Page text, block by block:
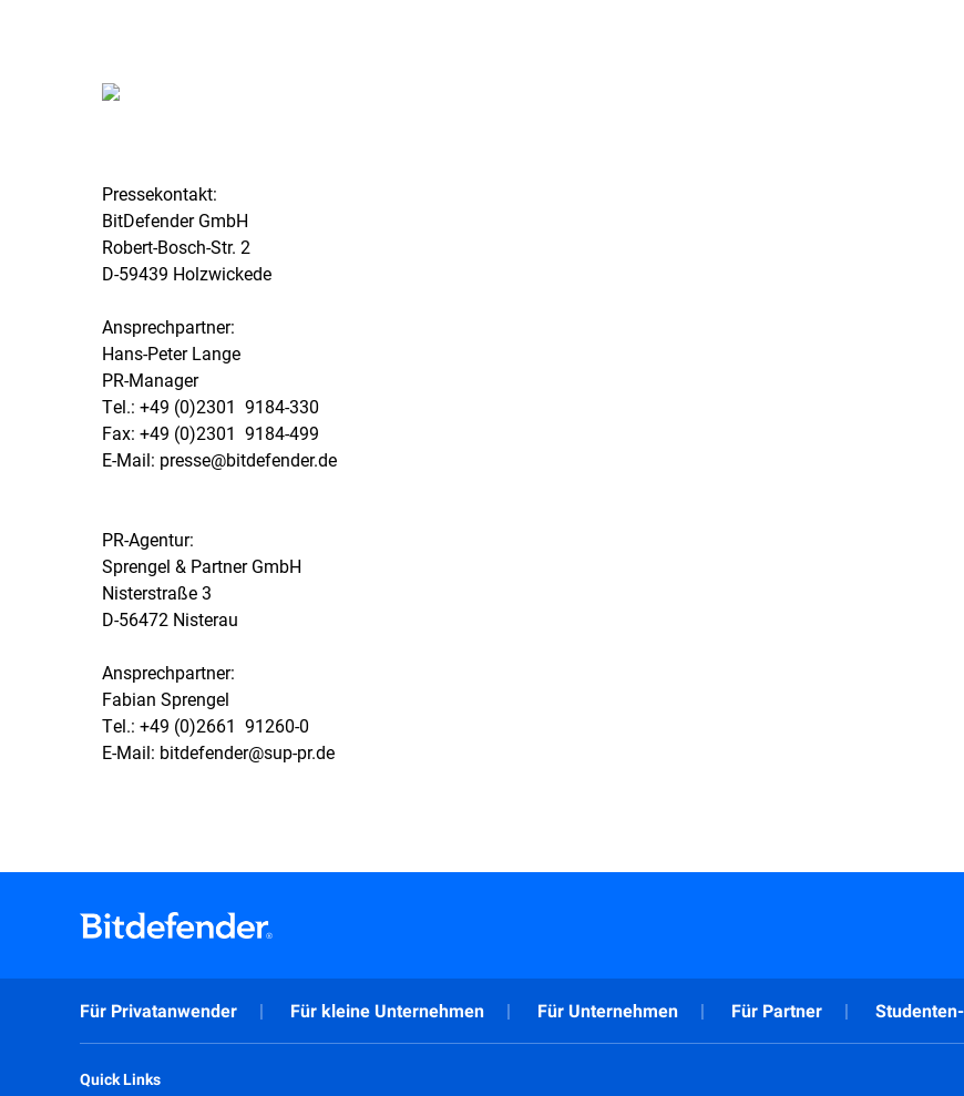
Pressekontakt:
BitDefender GmbH
Robert-Bosch-Str. 2
D-59439 Holzwickede
Ansprechpartner:
Hans-Peter Lange
PR-Manager
Tel.: +49 (0)2301  9184-330
Fax: +49 (0)2301  9184-499
E-Mail: presse@bitdefender.de
PR-Agentur:
Sprengel & Partner GmbH
Nisterstraße 3
D-56472 Nisterau
Ansprechpartner:
Fabian Sprengel
Tel.: +49 (0)2661  91260-0
E-Mail: bitdefender@sup-pr.de
Für Privatanwender Für kleine Unternehmen Für Unternehmen Für Partner
Quick Links